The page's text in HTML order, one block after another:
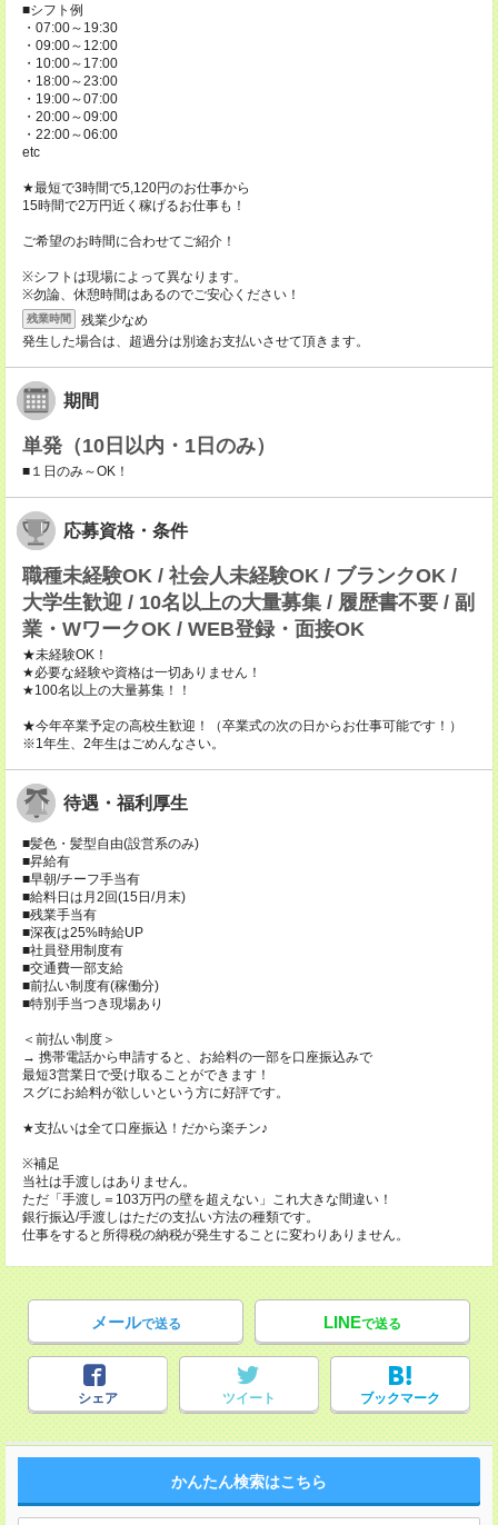
■シフト例
・07:00～19:30
・09:00～12:00
・10:00～17:00
・18:00～23:00
・19:00～07:00
・20:00～09:00
・22:00～06:00
etc
★最短で3時間で5,120円のお仕事から
15時間で2万円近く稼げるお仕事も！
ご希望のお時間に合わせてご紹介！
※シフトは現場によって異なります。
※勿論、休憩時間はあるのでご安心ください！
残業時間
残業少なめ
発生した場合は、超過分は別途お支払いさせて頂きます。
期間
単発（10日以内・1日のみ）
■１日のみ～OK！
応募資格・条件
職種未経験OK / 社会人未経験OK / ブランクOK /
大学生歓迎 / 10名以上の大量募集 / 履歴書不要 / 副
業・WワークOK / WEB登録・面接OK
★未経験OK！
★必要な経験や資格は一切ありません！
★100名以上の大量募集！！
★今年卒業予定の高校生歓迎！（卒業式の次の日からお仕事可能です！）
※1年生、2年生はごめんなさい。
待遇・福利厚生
■髪色・髪型自由(設営系のみ)
■昇給有
■早朝/チーフ手当有
■給料日は月2回(15日/月末)
■残業手当有
■深夜は25%時給UP
■社員登用制度有
■交通費一部支給
■前払い制度有(稼働分)
■特別手当つき現場あり
＜前払い制度＞
→ 携帯電話から申請すると、お給料の一部を口座振込みで
最短3営業日で受け取ることができます！
スグにお給料が欲しいという方に好評です。
★支払いは全て口座振込！だから楽チン♪
※補足
当社は手渡しはありません。
ただ「手渡し＝103万円の壁を超えない」これ大きな間違い！
銀行振込/手渡しはただの支払い方法の種類です。
仕事をすると所得税の納税が発生することに変わりありません。
メールで送る LINEで送る
シェア ツイート ブックマーク
かんたん検索はこちら